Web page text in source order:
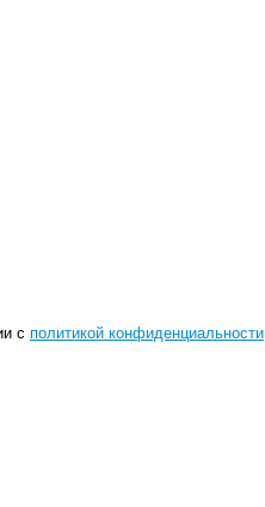
с политикой конфиденциальности